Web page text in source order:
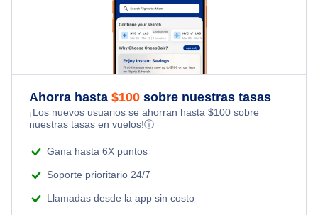
Flights from Nueva York to Tel Aviv
Flights from Nueva York to Estanbul
Flights from Nueva York to Singapur
Flights from Nueva York to Atenas
Flights from Shanghai to Nueva York
Kid Friendly Vacations
Honeymoon Vacations
Romantic Vacations
Adventure Vacations
Ahorra hasta $100 sobre nuestras tasas
¡Los nuevos usuarios se ahorran hasta $100 sobre
nuestras tasas en vuelos!ⓘ
Gana hasta 6X puntos
Soporte prioritario 24/7
Llamadas desde la app sin costo